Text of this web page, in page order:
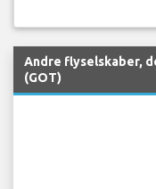
Andre flyselskaber,
(GOT)